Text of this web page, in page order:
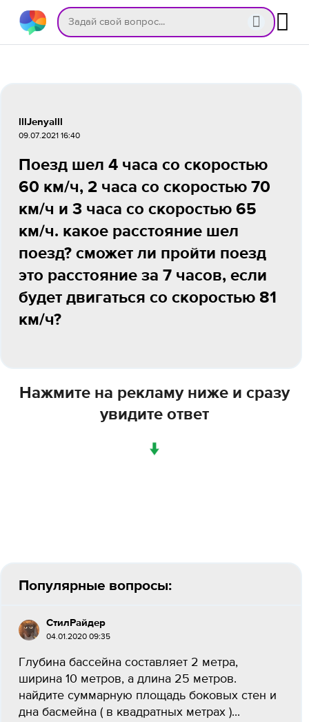
lllJenyalll
09.07.2021 16:40
Поезд шел 4 часа со скоростью
60 км/ч, 2 часа со скоростью 70
км/ч и 3 часа со скоростью 65
км/ч. какое расстояние шел
поезд? сможет ли пройти поезд
это расстояние за 7 часов, если
будет двигаться со скоростью 81
км/ч?
Нажмите на рекламу ниже и сразу
увидите ответ
↓
Популярные вопросы:
СтилРайдер
04.01.2020 09:35
Глубина бассейна составляет 2 метра,
ширина 10 метров, а длина 25 метров.
найдите суммарную площадь боковых стен и
дна басмейна ( в квадратных метрах )...